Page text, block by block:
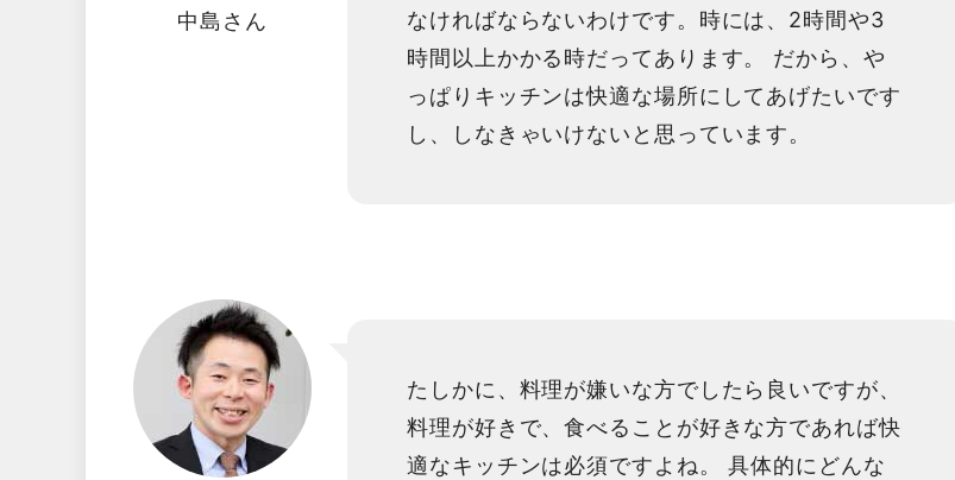
中島さん
なければならないわけです。時には、2時間や3
時間以上かかる時だってあります。 だから、や
っぱりキッチンは快適な場所にしてあげたいです
し、しなきゃいけないと思っています。
たしかに、料理が嫌いな方でしたら良いですが、
料理が好きで、食べることが好きな方であれば快
適なキッチンは必須ですよね。 具体的にどんな